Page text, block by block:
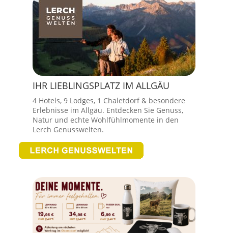
IHR LIEBLINGSPLATZ IM ALLGÄU
4 Hotels, 9 Lodges, 1 Chaletdorf & besondere
Erlebnisse im Allgäu. Entdecken Sie Genuss,
Natur und echte Wohlfühlmomente in den
Lerch Genusswelten.